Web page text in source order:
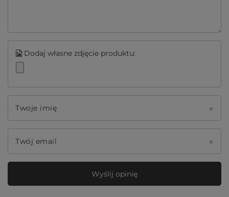
Dodaj własne zdjęcie produktu:
Twoje imię
Twój email
Wyślij opinię